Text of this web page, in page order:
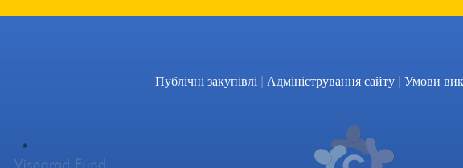
Публічні закупівлі | Адміністрування сайту | Умови